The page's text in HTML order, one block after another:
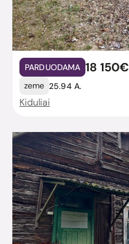
PARDUODAMA 18 150€
zeme 25.94 A.
Kiduliai